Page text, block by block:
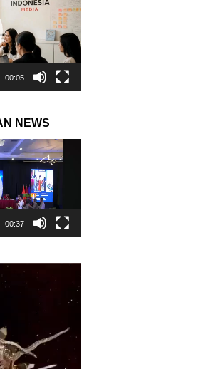
00:05
NEWS
00:37